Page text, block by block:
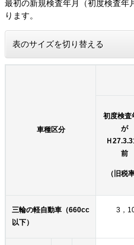
最初の新規検査年月（初度検査年
ります。
表のサイズを切り替える
車種区分
初度検査
が
Ｈ
前
（旧税率
三輪の軽自動車（660cc
以下）
3，